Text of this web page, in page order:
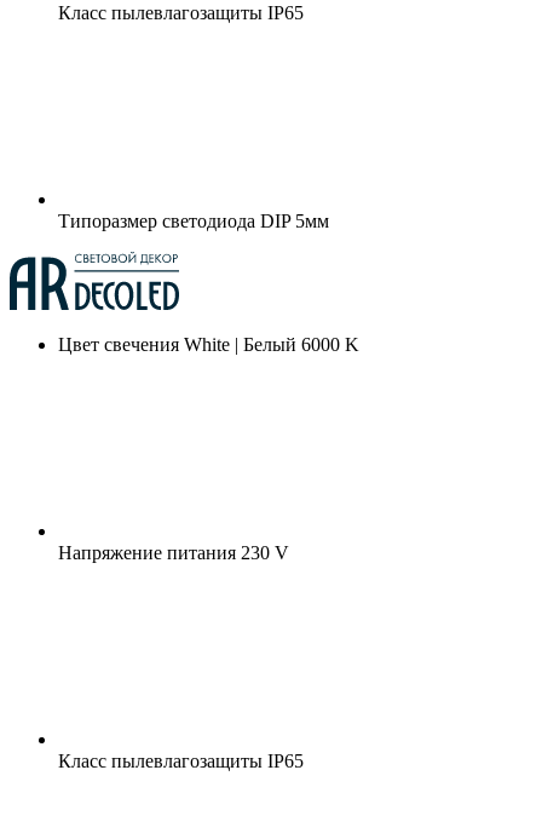
Класс пылевлагозащиты IP65
Типоразмер светодиода DIP 5мм
Цвет свечения White | Белый 6000 K
Напряжение питания 230 V
Класс пылевлагозащиты IP65